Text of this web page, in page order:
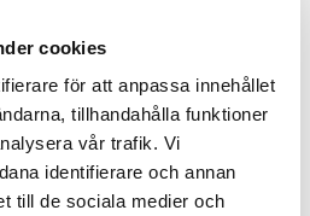
cookies
för att anpassa innehållet
tillhandahålla funktioner
vår trafik. Vi
identifierare och annan
till de sociala medier och
Lägg till i favoriter
VAL70540
skickas från oss inom 0-1 vardagar